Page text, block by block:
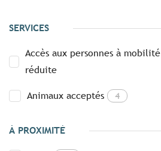
SERVICES
Accès aux personnes à mobilité
réduite
Animaux acceptés 4
À PROXIMITÉ